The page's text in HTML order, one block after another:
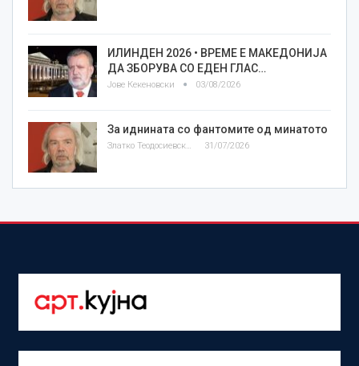
ИЛИНДЕН 2026 • ВРЕМЕ Е МАКЕДОНИЈА
ДА ЗБОРУВА СО ЕДЕН ГЛАС…
Јове Кекеновски 03/08/2026
За иднината со фантомите од минатото
Златко Теодосиевски 31/07/2026